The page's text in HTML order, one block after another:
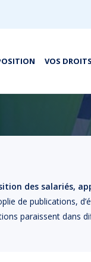
VOS DROITS
des salariés,
de publications,
paraissent dans